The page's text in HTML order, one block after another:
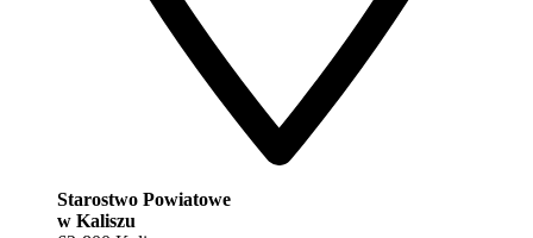
Starostwo Powiatowe
w Kaliszu